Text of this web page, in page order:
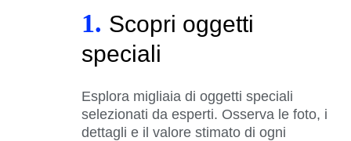
1. Scopri oggetti
speciali
Esplora migliaia di oggetti speciali
selezionati da esperti. Osserva le foto, i
dettagli e il valore stimato di ogni